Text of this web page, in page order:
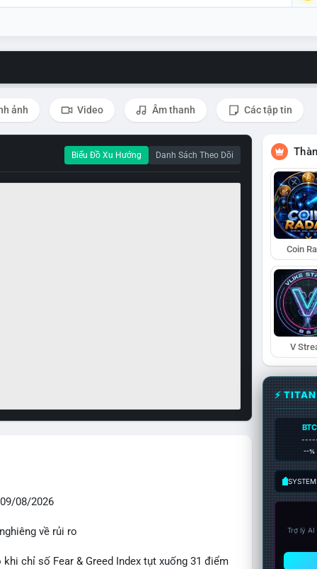
ảnh Video Âm thanh Các tập tin
Biểu Đồ Xu Hướng Danh Sách Theo Dõi
09/08/2026
về rủi ro
chỉ số Fear & Greed Index tụt xuống 31 điểm
Coin
V
⚡
BTC
--%
Trợ lý